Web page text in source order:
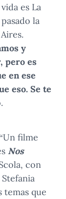
es La
la
y
pero es
en ese
eso. Se te
filme
Nos
con
temas que